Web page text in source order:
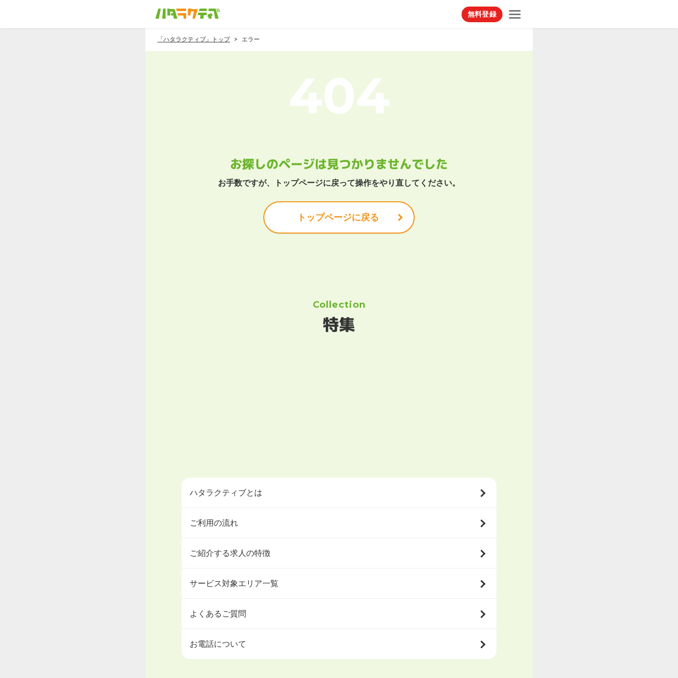
無料登録
「ハタラクティブ」トップ エラー
お探しのページは見つかりませんでした
お手数ですが、トップページに戻って操作をやり直してください。
トップページに戻る
Collection
特集
ハタラクティブとは
ご利用の流れ
ご紹介する求人の特徴
サービス対象エリア一覧
よくあるご質問
お電話について